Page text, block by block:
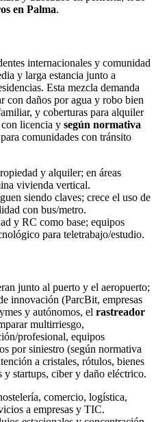
en Palma.
internacionales y comunidad
y larga estancia junto a
Esta mezcla demanda
con daños por agua y robo bien
y coberturas para alquiler
licencia y según normativa
comunidades con tránsito
y alquiler; en áreas
vivienda vertical.
siendo claves; crece el uso de
con bus/metro.
y RC como base; equipos
para teletrabajo/estudio.
junto al puerto y el aeropuerto;
innovación (ParcBit, empresas
y autónomos, el rastreador
multirriesgo,
profesional, equipos
por siniestro (según normativa
a cristales, rótulos, bienes
startups, ciber y daño eléctrico.
comercio, logística,
a empresas y TIC.